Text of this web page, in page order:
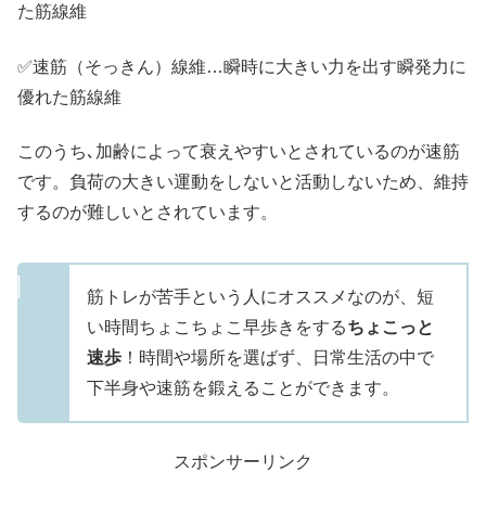
た筋線維
✅速筋（そっきん）線維…瞬時に大きい力を出す瞬発力に
優れた筋線維
このうち､加齢によって衰えやすいとされているのが速筋
です。負荷の大きい運動をしないと活動しないため、維持
するのが難しいとされています。
筋トレが苦手という人にオススメなのが、短
い時間ちょこちょこ早歩きをするちょこっと
速歩 ！時間や場所を選ばず、日常生活の中で
下半身や速筋を鍛えることができます。
スポンサーリンク